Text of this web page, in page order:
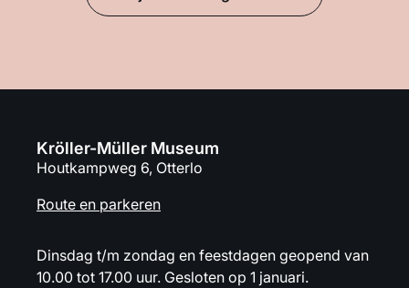
Kröller-Müller Museum
Houtkampweg 6, Otterlo
Route en parkeren
Dinsdag t/m zondag en feestdagen geopend van
10.00 tot 17.00 uur. Gesloten op 1 januari.